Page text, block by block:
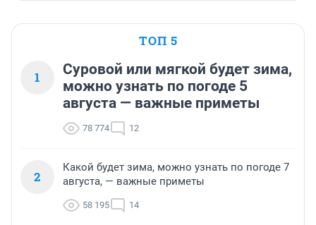
ТОП 5
1
Суровой или мягкой будет зима,
можно узнать по погоде 5
августа — важные приметы
78 774 12
2
Какой будет зима, можно узнать по погоде 7
августа, — важные приметы
58 195 14